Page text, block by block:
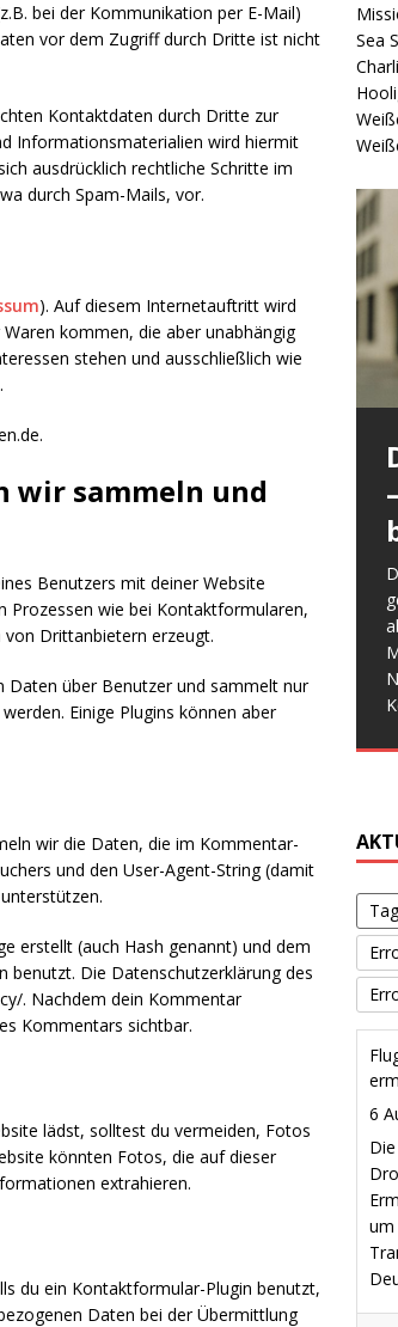
bei der Kommunikation per E-Mail)
vor dem Zugriff durch Dritte ist nicht
Kontaktdaten durch Dritte zur
Informationsmaterialien wird hiermit
ausdrücklich rechtliche Schritte im
durch Spam-Mails, vor.
). Auf diesem Internetauftritt wird
kommen, die aber unabhängig
stehen und ausschließlich wie
wir sammeln und
Benutzers mit deiner Website
Prozessen wie bei Kontaktformularen,
Drittanbietern erzeugt.
Daten über Benutzer und sammelt nur
Einige Plugins können aber
wir die Daten, die im Kommentar-
und den User-Agent-String (damit
erstellt (auch Hash genannt) und dem
benutzt. Die Datenschutzerklärung des
. Nachdem dein Kommentar
Kommentars sichtbar.
lädst, solltest du vermeiden, Fotos
könnten Fotos, die auf dieser
extrahieren.
du ein Kontaktformular-Plugin benutzt,
Daten bei der Übermittlung
Sea
6
um
6